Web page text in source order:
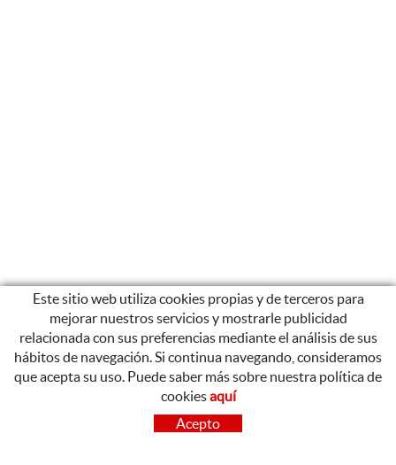
CONTACTO
Este sitio web utiliza cookies propias y de terceros para
mejorar nuestros servicios y mostrarle publicidad
relacionada con sus preferencias mediante el análisis de sus
hábitos de navegación. Si continua navegando, consideramos
que acepta su uso. Puede saber más sobre nuestra política de
cookiesaquí
Acepto